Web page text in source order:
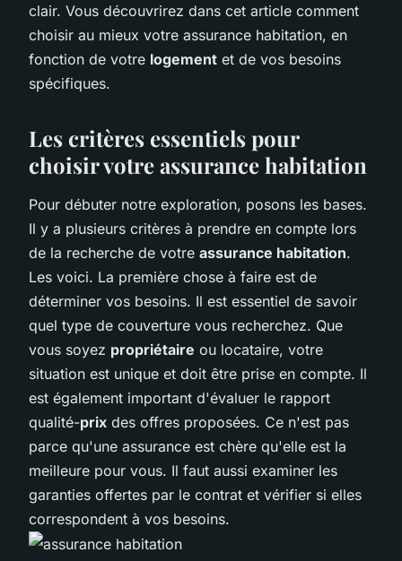
clair. Vous découvrirez dans cet article comment
choisir au mieux votre assurance habitation, en
fonction de votre logement et de vos besoins
spécifiques.
Les critères essentiels pour
choisir votre assurance habitation
Pour débuter notre exploration, posons les bases.
Il y a plusieurs critères à prendre en compte lors
de la recherche de votre assurance habitation.
Les voici. La première chose à faire est de
déterminer vos besoins. Il est essentiel de savoir
quel type de couverture vous recherchez. Que
vous soyez propriétaire ou locataire, votre
situation est unique et doit être prise en compte. Il
est également important d'évaluer le rapport
qualité-prix des offres proposées. Ce n'est pas
parce qu'une assurance est chère qu'elle est la
meilleure pour vous. Il faut aussi examiner les
garanties offertes par le contrat et vérifier si elles
correspondent à vos besoins.